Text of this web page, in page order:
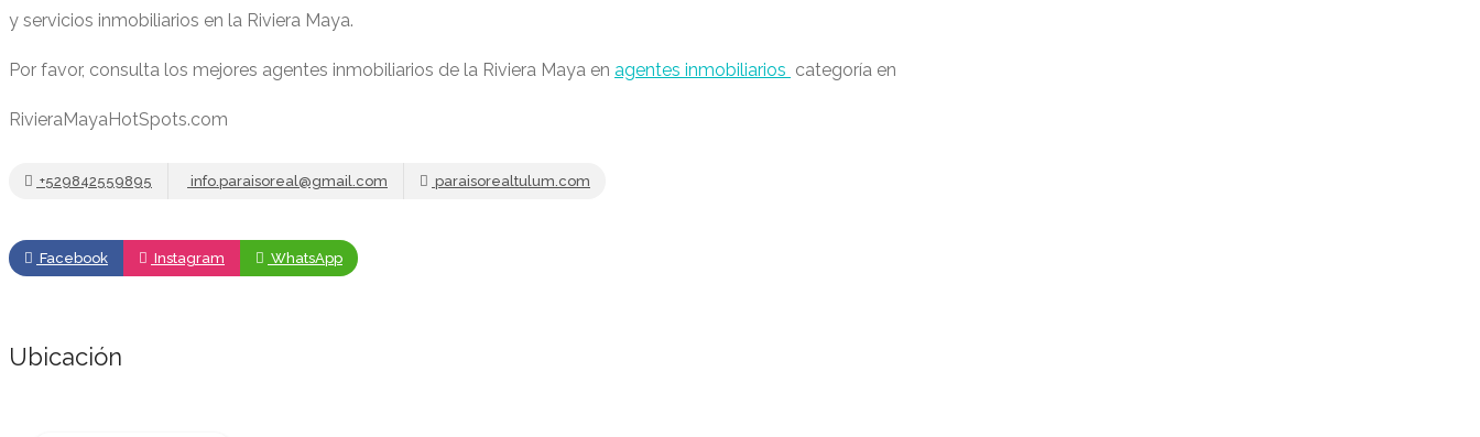
y servicios inmobiliarios en la Riviera Maya.
Por favor, consulta los mejores agentes inmobiliarios de la Riviera Maya en agentes inmobiliarios categoría en
RivieraMayaHotSpots.com
+529842559895 info.paraisoreal@gmail.com paraisorealtulum.com
Facebook Instagram WhatsApp
Ubicación